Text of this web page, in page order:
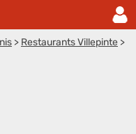
> Restaurants Villepinte >